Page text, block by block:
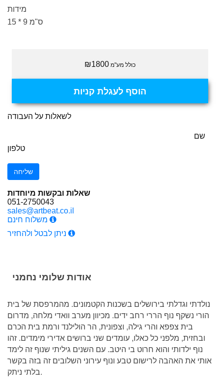
מידות
15 * 9 ס"מ
₪1800 כולל מע"מ
הוסף לעגלת קניות
לשאלות על העבודה
שם
שאלות ובקשות מיוחדות
051-2750043
sales@artbeat.co.il
אודות שלומי נחמני
נולדתי וגדלתי בירושלים בשכנות הקטמונים. מהמרפסת של בית
הורי נשקף נוף הררי רחב ידים. מכיוון מערב וואדי מלחה, מדרום
בית צפפא והרי גילה, וצפונית, הר הולילנד ורמת בית הכרם
ובחזית, מלפני כל כאלו, עומדים שני ברושים אדירי מימדים. זהו
נוף ילדותי והוא חרוט בי היטב. עם השנים גיליתי שנוף זה לימד
אותי את האהבה לרישום טבע ונוף עירוני השלובים זה בזה בקשר
בלתי ניתק.